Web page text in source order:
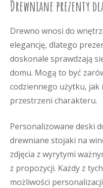
Drewniane prezenty
Drewno wnosi do
elegancję, dlatego
doskonale sprawdzają
domu. Mogą to być
codziennego użytku, jak
przestrzeni charakteru.
Personalizowane deski
drewniane stojaki na
zdjęcia z wyrytymi
z propozycji. Każdy z
możliwości